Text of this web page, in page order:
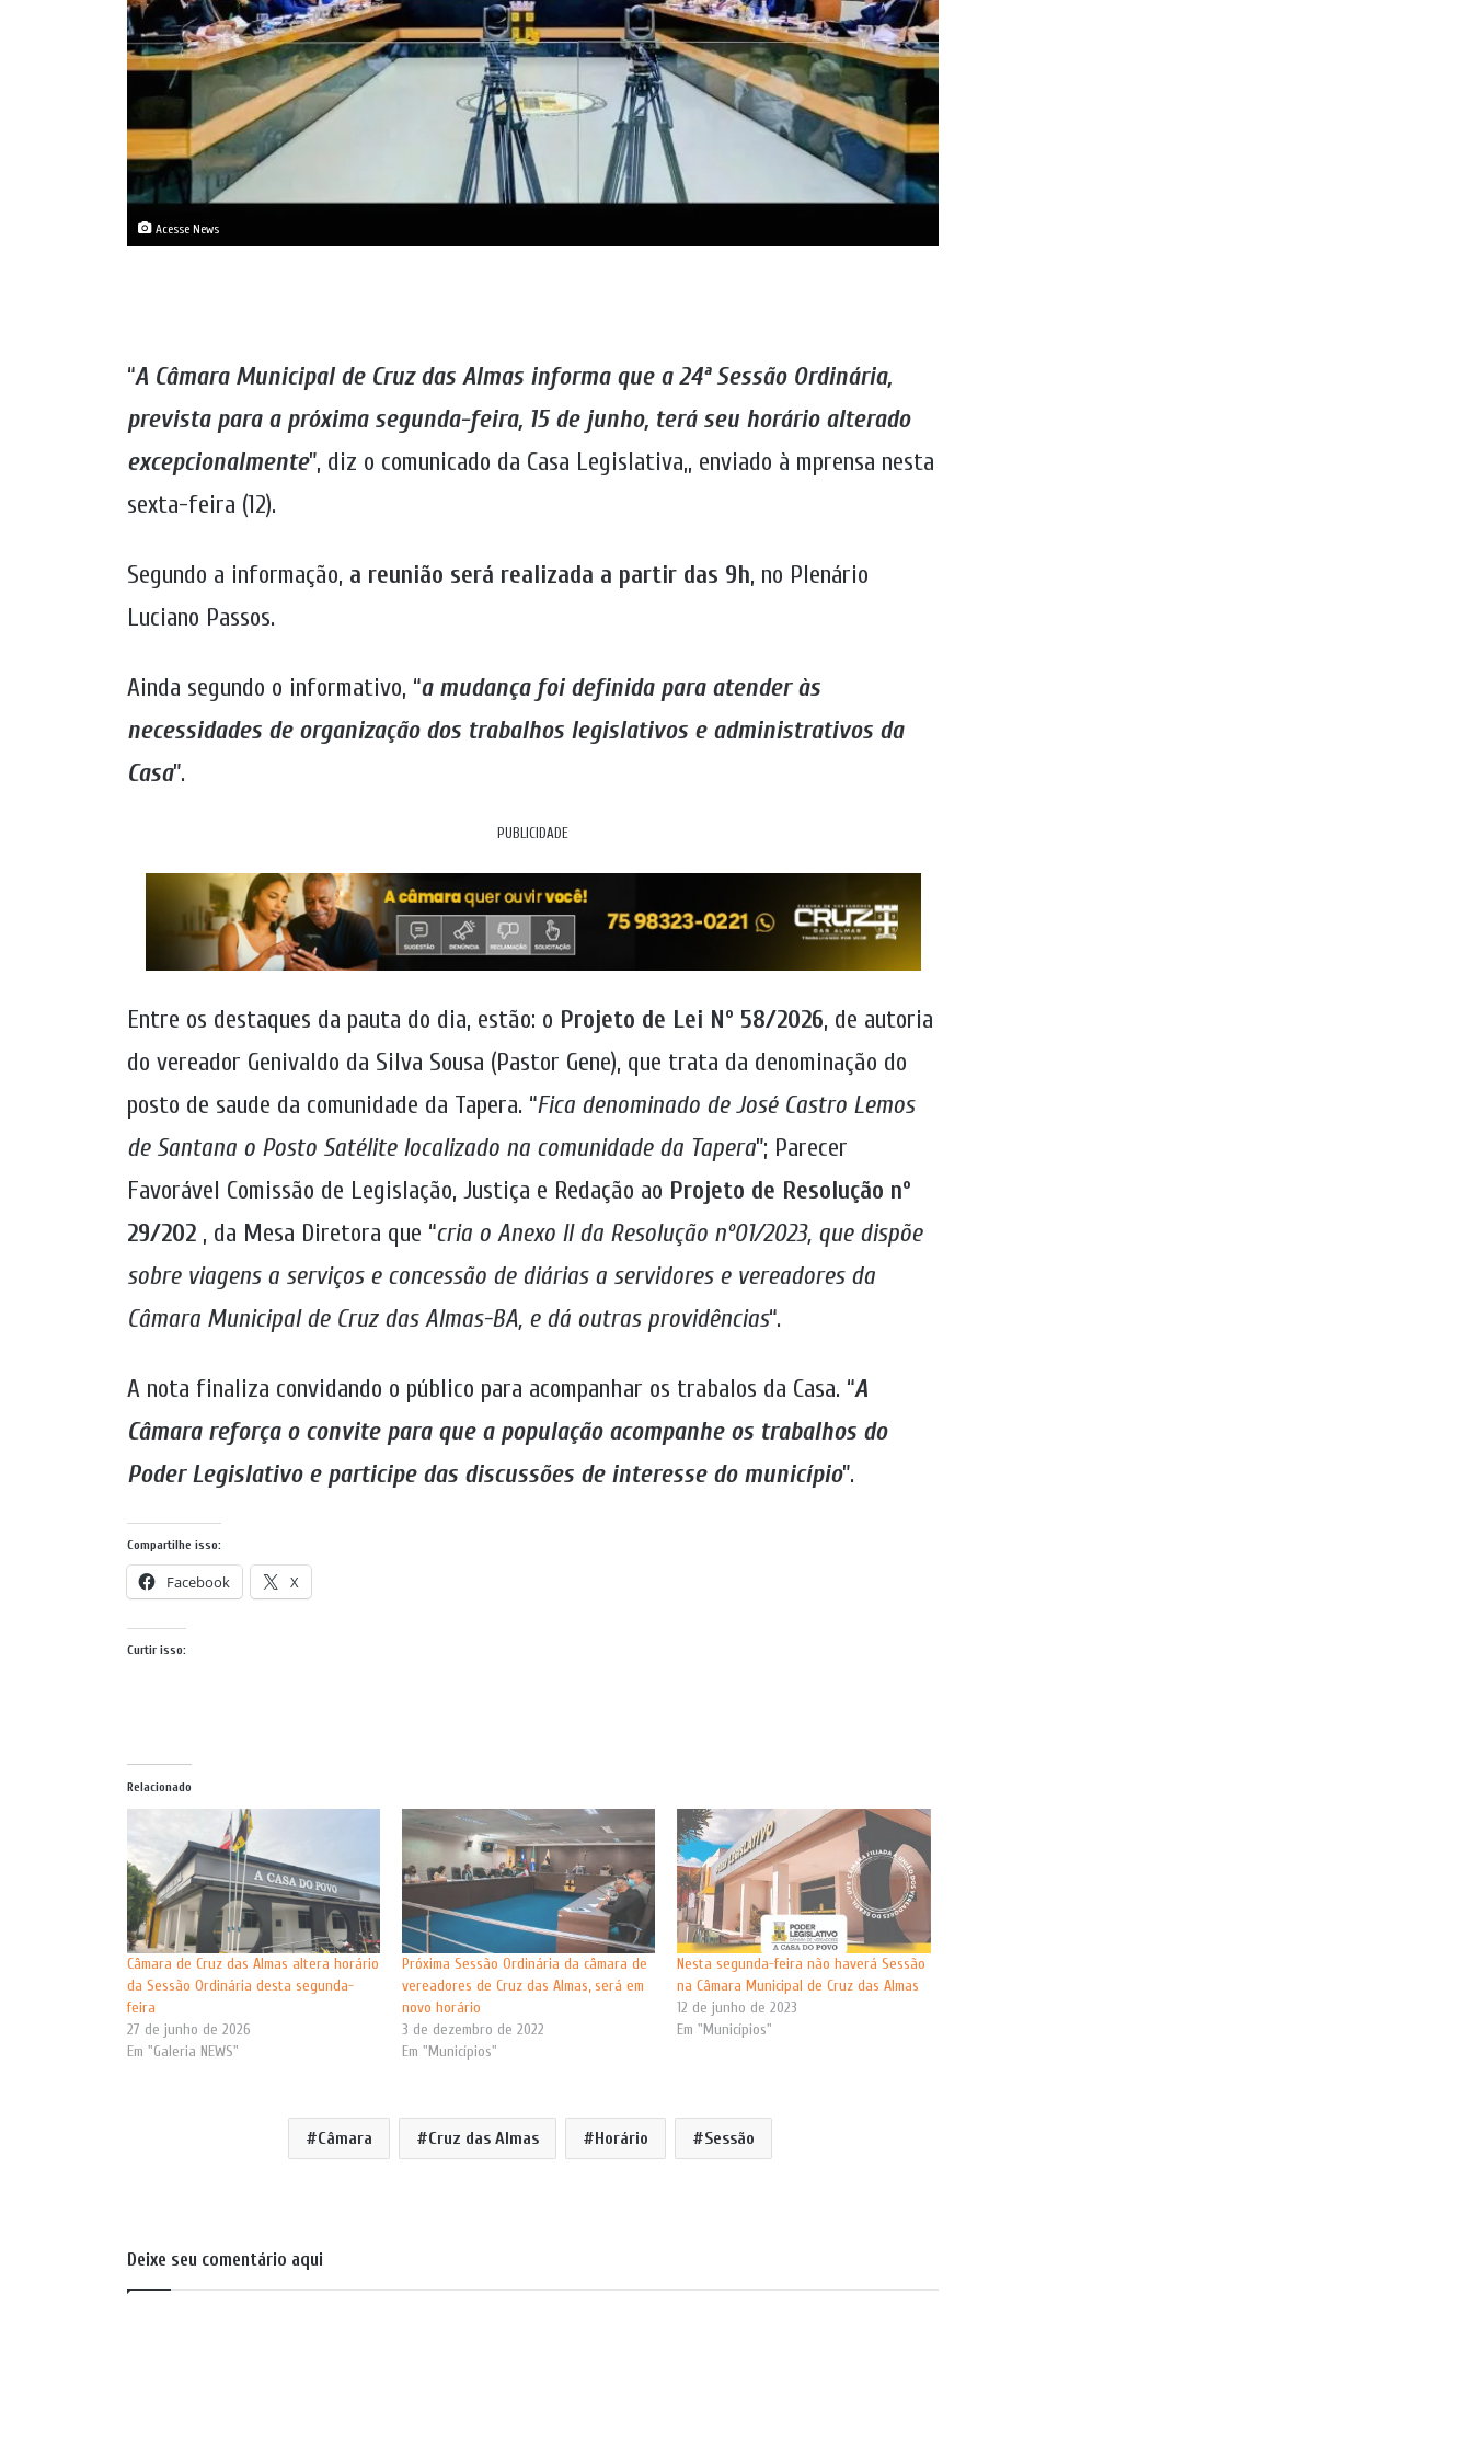
Acesse News
“A Câmara Municipal de Cruz das Almas informa que a 24ª Sessão Ordinária,
prevista para a próxima segunda-feira, 15 de junho, terá seu horário alterado
excepcionalmente”, diz o comunicado da Casa Legislativa,, enviado à mprensa nesta
sexta-feira (12).
Segundo a informação, a reunião será realizada a partir das 9h, no Plenário
Luciano Passos.
Ainda segundo o informativo, “a mudança foi definida para atender às
necessidades de organização dos trabalhos legislativos e administrativos da
Casa”.
PUBLICIDADE
Entre os destaques da pauta do dia, estão: o Projeto de Lei Nº 58/2026, de autoria
do vereador Genivaldo da Silva Sousa (Pastor Gene), que trata da denominação do
posto de saude da comunidade da Tapera. “Fica denominado de José Castro Lemos
de Santana o Posto Satélite localizado na comunidade da Tapera”; Parecer
Favorável Comissão de Legislação, Justiça e Redação ao Projeto de Resolução nº
29/202, da Mesa Diretora que “cria o Anexo II da Resolução nº01/2023, que dispõe
sobre viagens a serviços e concessão de diárias a servidores e vereadores da
Câmara Municipal de Cruz das Almas-BA, e dá outras providências“.
A nota finaliza convidando o público para acompanhar os trabalos da Casa. “A
Câmara reforça o convite para que a população acompanhe os trabalhos do
Poder Legislativo e participe das discussões de interesse do município”.
Compartilhe isso:
Facebook X
Curtir isso:
Relacionado
Câmara de Cruz das Almas altera horário
da Sessão Ordinária desta segunda-
feira
27 de junho de 2026
Em "Galeria NEWS"
Próxima Sessão Ordinária da câmara de
vereadores de Cruz das Almas, será em
novo horário
3 de dezembro de 2022
Em "Municípios"
Nesta segunda-feira não haverá Sessão
na Câmara Municipal de Cruz das Almas
12 de junho de 2023
Em "Municípios"
Câmara Cruz das Almas Horário Sessão
Deixe seu comentário aqui